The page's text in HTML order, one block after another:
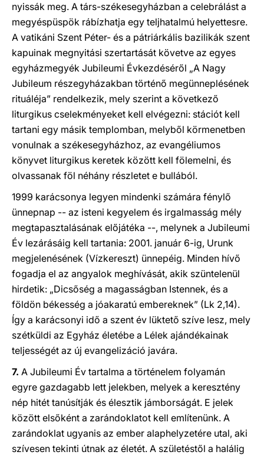
nyissák meg. A társ-székesegyházban a celebrálást a
megyéspüspök rábízhatja egy teljhatalmú helyettesre.
A vatikáni Szent Péter- és a pátriárkális bazilikák szent
kapuinak megnyitási szertartását követve az egyes
egyházmegyék Jubileumi Évkezdéséről „A Nagy
Jubileum részegyházakban történő megünneplésének
rituáléja” rendelkezik, mely szerint a következő
liturgikus cselekményeket kell elvégezni: stációt kell
tartani egy másik templomban, melyből körmenetben
vonulnak a székesegyházhoz, az evangéliumos
könyvet liturgikus keretek között kell fölemelni, és
olvassanak föl néhány részletet e bullából.
1999 karácsonya legyen mindenki számára fénylő
ünnepnap -- az isteni kegyelem és irgalmasság mély
megtapasztalásának előjátéka --, melynek a Jubileumi
Év lezárásáig kell tartania: 2001. január 6-ig, Urunk
megjelenésének (Vízkereszt) ünnepéig. Minden hívő
fogadja el az angyalok meghívását, akik szüntelenül
hirdetik: „Dicsőség a magasságban Istennek, és a
földön békesség a jóakaratú embereknek” (Lk 2,14).
Így a karácsonyi idő a szent év lüktető szíve lesz, mely
szétküldi az Egyház életébe a Lélek ajándékainak
teljességét az új evangelizáció javára.
7. A Jubileumi Év tartalma a történelem folyamán
egyre gazdagabb lett jelekben, melyek a keresztény
nép hitét tanúsítják és élesztik jámborságát. E jelek
között elsőként a zarándoklatot kell említenünk. A
zarándoklat ugyanis az ember alaphelyzetére utal, aki
szívesen tekinti útnak az életét. A születéstől a halálig